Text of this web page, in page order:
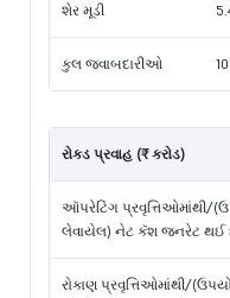
શેર મૂડી
કુલ જવાબદારીઓ
રોકડ પ્રવાહ (₹ કરોડ)
ઑપરેટિંગ પ્રવૃત્તિઓમાંથી/
લેવાયેલ) નેટ કૅશ જનરેટ થઈ
રોકાણ પ્રવૃત્તિઓમાંથી/